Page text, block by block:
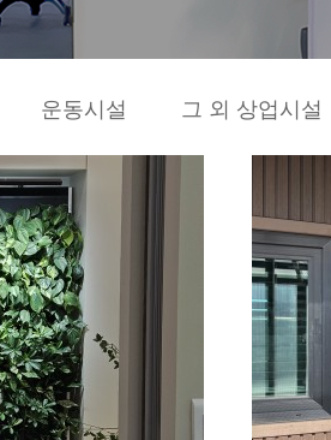
운동시설 그 외 상업시설